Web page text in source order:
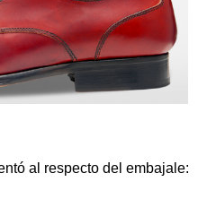
al respecto del embajale: